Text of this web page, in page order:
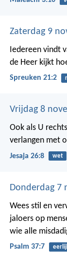
Zaterdag 9
Iedereen vindt
de Heer kijkt
Spreuken 21:2
Vrijdag 8
Ook als U
verlangen met
Jesaja 26:8 wet
Donderdag 7
Wees stil en
jaloers op
wie alle
Psalm 37:7